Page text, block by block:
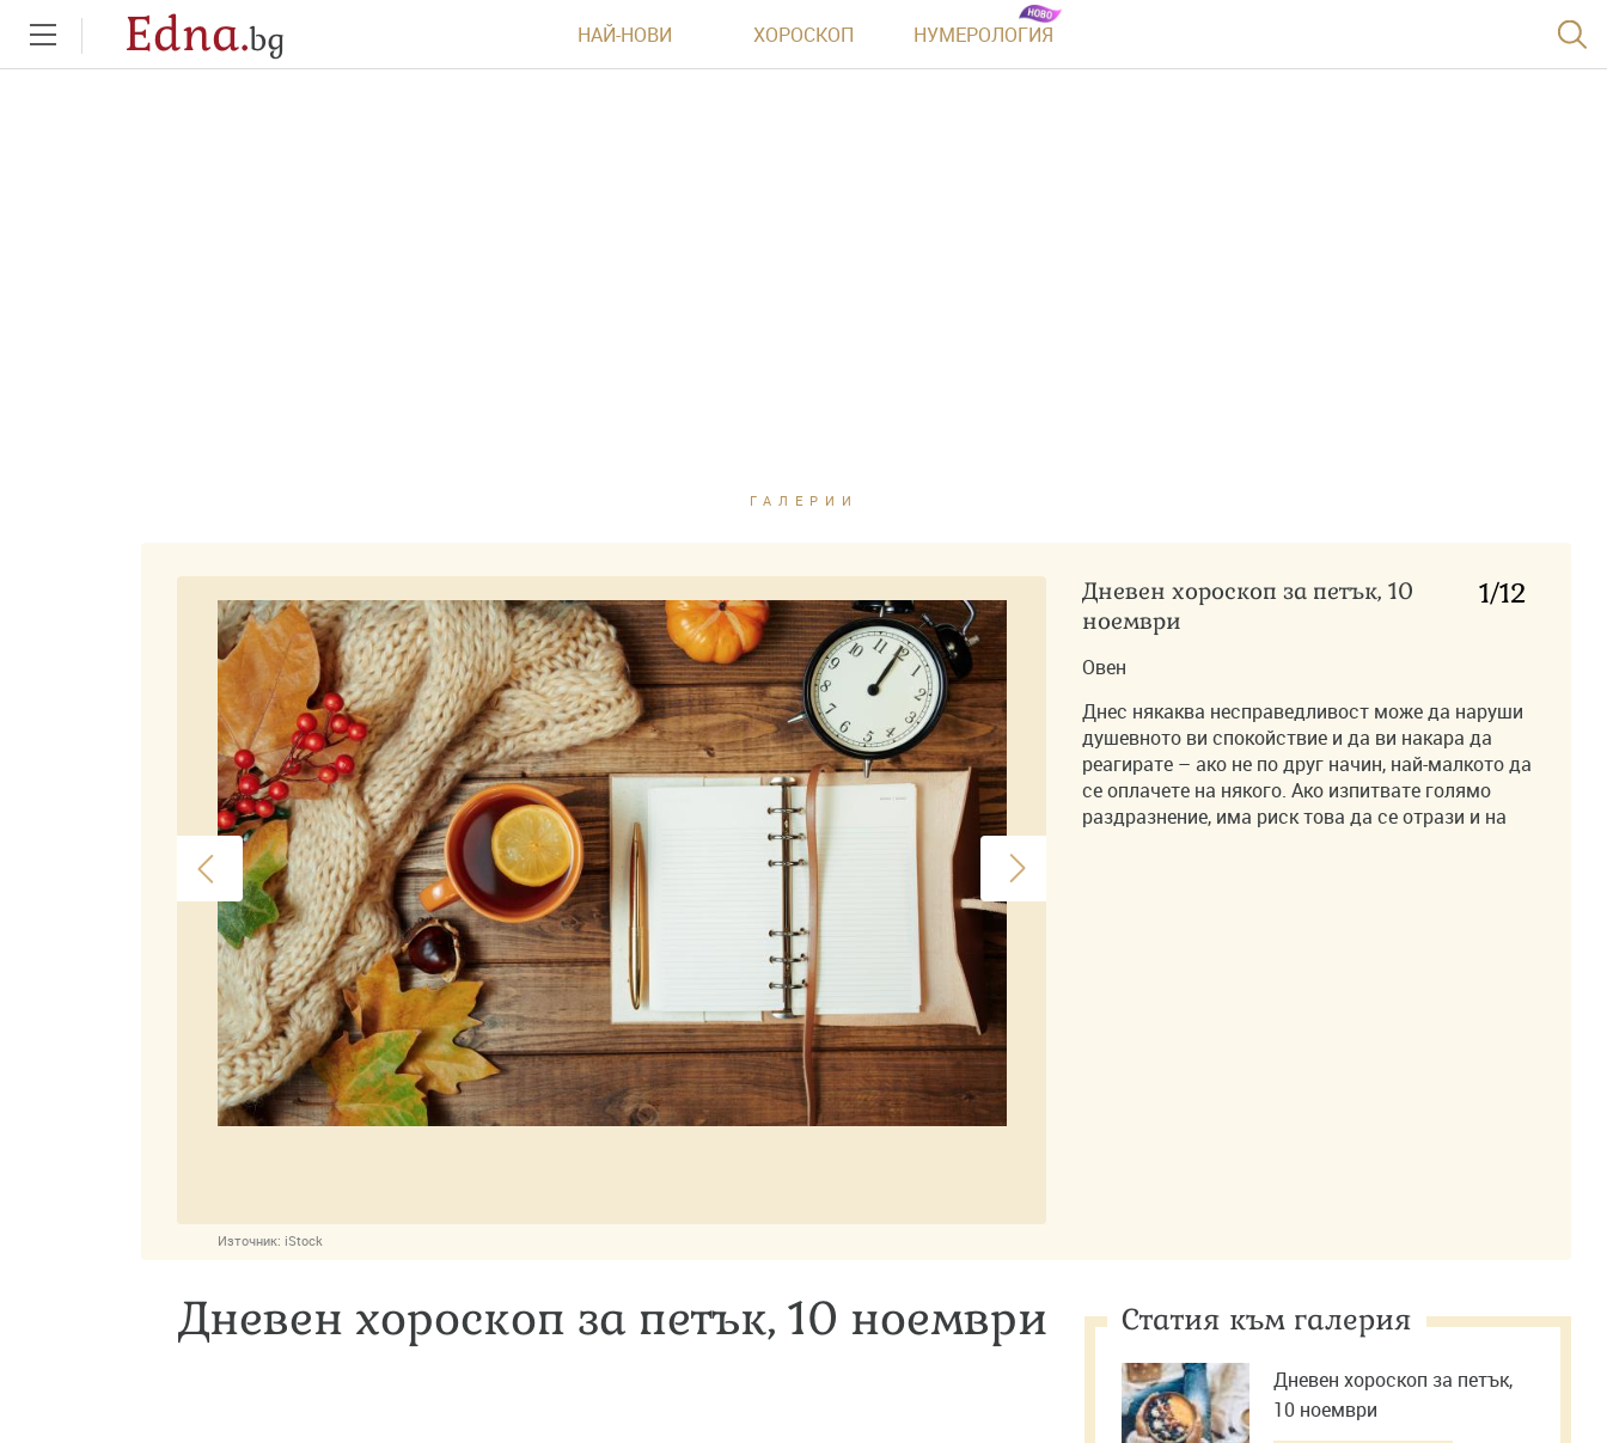
Edna.bg НАЙ-НОВИ ХОРОСКОП НУМЕРОЛОГИЯ
ГАЛЕРИИ
Източник: iStock
1/12
Дневен хороскоп за петък, 10
ноември
Овен
Днес някаква несправедливост може да наруши
душевното ви спокойствие и да ви накара да
реагирате – ако не по друг начин, най-малкото да
се оплачете на някого. Ако изпитвате голямо
раздразнение, има риск това да се отрази и на
Дневен хороскоп за петък, 10 ноември Статия към галерия
Дневен хороскоп за петък,
10 ноември